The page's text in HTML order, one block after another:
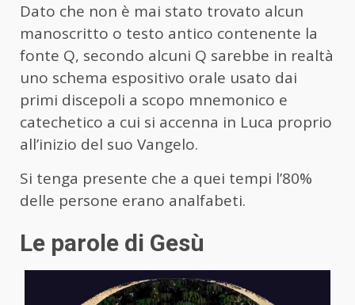
Dato che non è mai stato trovato alcun
manoscritto o testo antico contenente la
fonte Q, secondo alcuni Q sarebbe in realtà
uno schema espositivo orale usato dai
primi discepoli a scopo mnemonico e
catechetico a cui si accenna in Luca proprio
all’inizio del suo Vangelo.
Si tenga presente che a quei tempi l’80%
delle persone erano analfabeti.
Le parole di Gesù